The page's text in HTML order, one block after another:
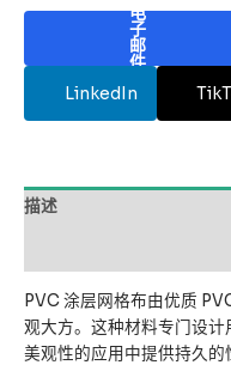
电
子
邮
件
LinkedIn
描述
PVC 涂层网格布由优质
观大方。这种材料专门设
美观性的应用中提供持久